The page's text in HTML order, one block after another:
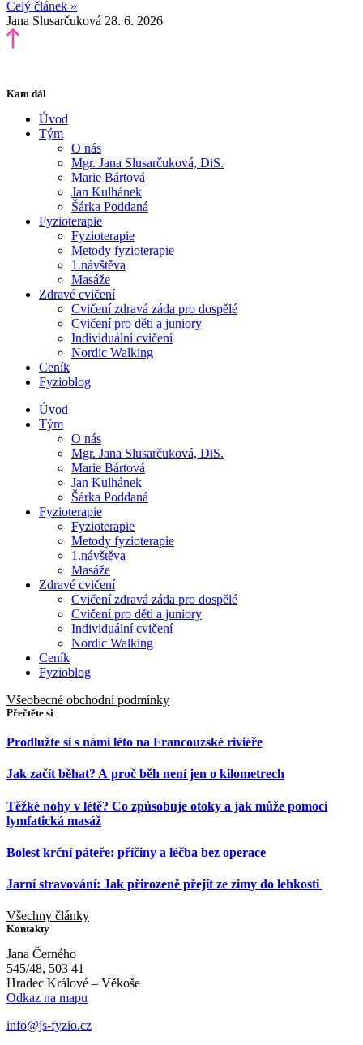
Celý článek »
Jana Slusarčuková 28. 6. 2026
Kam dál
Úvod
Tým
O nás
Mgr. Jana Slusarčuková, DiS.
Marie Bártová
Jan Kulhánek
Šárka Poddaná
Fyzioterapie
Fyzioterapie
Metody fyzioterapie
1.návštěva
Masáže
Zdravé cvičení
Cvičení zdravá záda pro dospělé
Cvičení pro děti a juniory
Individuální cvičení
Nordic Walking
Ceník
Fyzioblog
Úvod
Tým
O nás
Mgr. Jana Slusarčuková, DiS.
Marie Bártová
Jan Kulhánek
Šárka Poddaná
Fyzioterapie
Fyzioterapie
Metody fyzioterapie
1.návštěva
Masáže
Zdravé cvičení
Cvičení zdravá záda pro dospělé
Cvičení pro děti a juniory
Individuální cvičení
Nordic Walking
Ceník
Fyzioblog
Všeobecné obchodní podmínky
Přečtěte si
Prodlužte si s námi léto na Francouzské riviéře
Jak začít běhat? A proč běh není jen o kilometrech
Těžké nohy v létě? Co způsobuje otoky a jak může pomoci
lymfatická masáž
Bolest krční páteře: příčiny a léčba bez operace
Jarní stravování: Jak přirozeně přejít ze zimy do lehkosti
Všechny články
Kontakty
Jana Černého
545/48, 503 41
Hradec Králové – Věkoše
Odkaz na mapu
info@js-fyzio.cz